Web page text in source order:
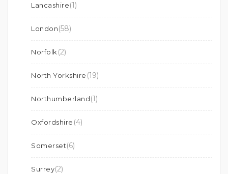
Lancashire(1)
London(58)
Norfolk (2)
North Yorkshire (19)
Northumberland(1)
Oxfordshire (4)
Somerset(6)
Surrey(2)